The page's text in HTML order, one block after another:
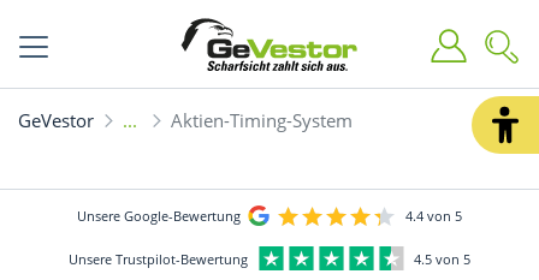
GeVestor Aktien-Timing-System
Unsere Google-Bewertung 4.4 von 5
Unsere Trustpilot-Bewertung 4.5 von 5